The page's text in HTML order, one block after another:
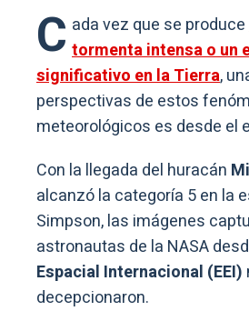
C ada vez que se produce
tormenta intensa o un
significativo en la Tierra,
perspectivas de estos
meteorológicos es desde el
Con la llegada del huracán
alcanzó la categoría 5 en la
Simpson, las imágenes
astronautas de la NASA
Espacial Internacional (EEI)
decepcionaron.